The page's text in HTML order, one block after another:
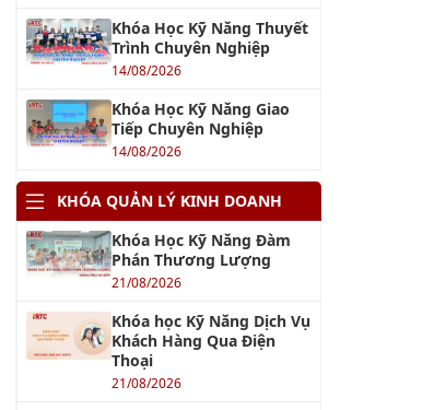
Khóa Học Kỹ Năng Thuyết
Trình Chuyên Nghiệp
14/08/2026
Khóa Học Kỹ Năng Giao
Tiếp Chuyên Nghiệp
14/08/2026
KHÓA QUẢN LÝ KINH DOANH
Khóa Học Kỹ Năng Đàm
Phán Thương Lượng
21/08/2026
Khóa học Kỹ Năng Dịch Vụ
Khách Hàng Qua Điện
Thoại
21/08/2026